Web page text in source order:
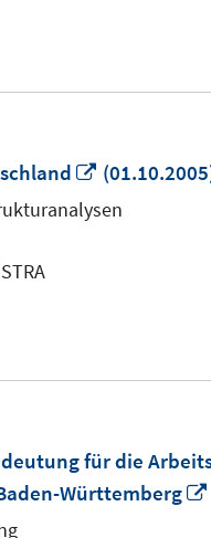
In
neuem
für die
Württemberg